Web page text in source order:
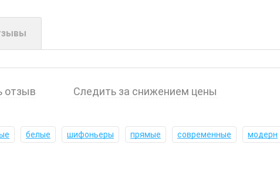
отзыв Следить за снижением цены
белые шифоньеры прямые современные модерн